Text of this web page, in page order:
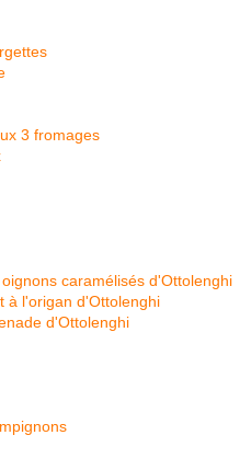
3 fromages
caramélisés d'Ottolenghi
à l'origan d'Ottolenghi
d'Ottolenghi